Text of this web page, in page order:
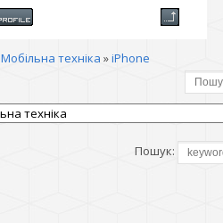
Мобільна техніка »iPhone
Пошук: